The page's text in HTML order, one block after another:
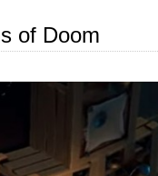
of Doom